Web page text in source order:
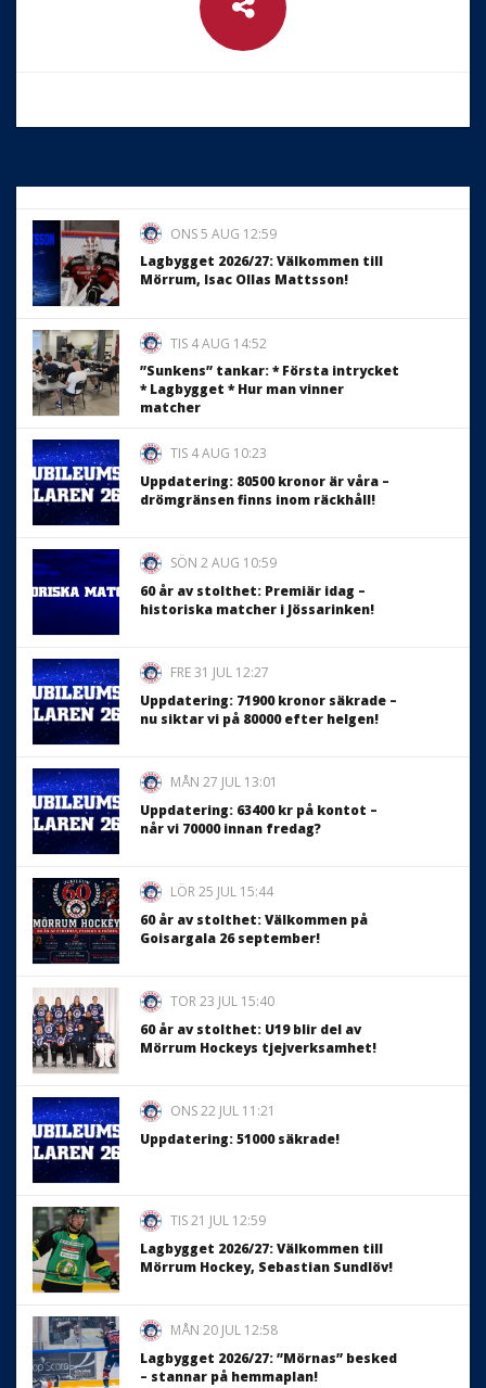
ONS 5 AUG 12:59
Lagbygget 2026/27: Välkommen till
Mörrum, Isac Ollas Mattsson!
TIS 4 AUG 14:52
”Sunkens” tankar: * Första intrycket
* Lagbygget * Hur man vinner
matcher
TIS 4 AUG 10:23
Uppdatering: 80500 kronor är våra –
drömgränsen finns inom räckhåll!
SÖN 2 AUG 10:59
60 år av stolthet: Premiär idag –
historiska matcher i Jössarinken!
FRE 31 JUL 12:27
Uppdatering: 71900 kronor säkrade –
nu siktar vi på 80000 efter helgen!
MÅN 27 JUL 13:01
Uppdatering: 63400 kr på kontot –
når vi 70000 innan fredag?
LÖR 25 JUL 15:44
60 år av stolthet: Välkommen på
Goisargala 26 september!
TOR 23 JUL 15:40
60 år av stolthet: U19 blir del av
Mörrum Hockeys tjejverksamhet!
ONS 22 JUL 11:21
Uppdatering: 51000 säkrade!
TIS 21 JUL 12:59
Lagbygget 2026/27: Välkommen till
Mörrum Hockey, Sebastian Sundlöv!
MÅN 20 JUL 12:58
Lagbygget 2026/27: ”Mörnas” besked
– stannar på hemmaplan!